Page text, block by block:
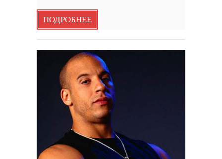
ПОДРОБНЕЕ